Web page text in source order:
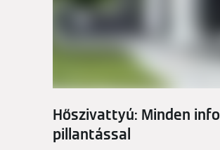
Hőszivattyú: Minden
pillantással